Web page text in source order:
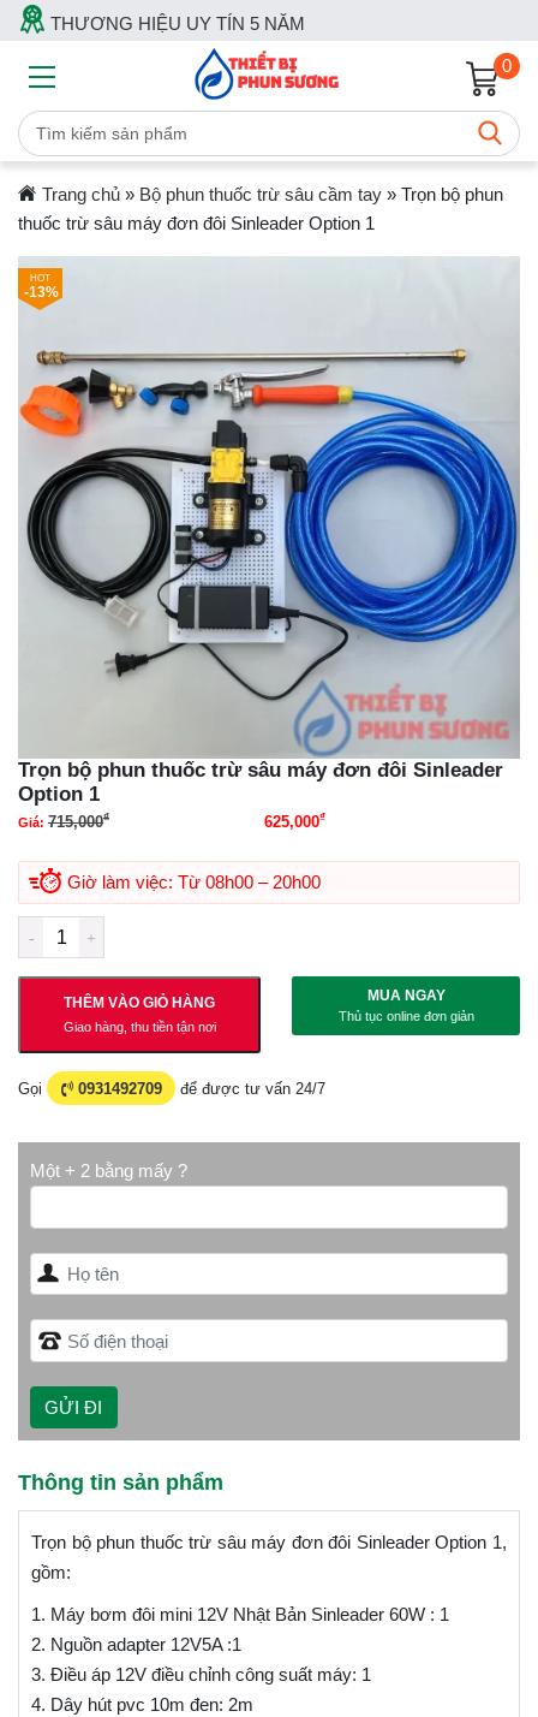
THƯƠNG HIỆU UY TÍN 5 NĂM
0
Trang chủ» Bộ phun thuốc trừ sâu cầm tay» Trọn bộ phun
thuốc trừ sâu máy đơn đôi Sinleader Option 1
-13%
Trọn bộ phun thuốc trừ sâu máy đơn đôi Sinleader
Option 1
Giá: 715,000₫ 625,000₫Giá hiện tại là: 625,000₫.
Giờ làm việc: Từ 08h00 – 20h00
THÊM VÀO GIỎ HÀNG
Giao hàng, thu tiền tận nơi
MUA NGAY
Thủ tục online đơn giản
Gọi 0931492709 để được tư vấn 24/7
Một + 2 bằng mấy ?
Thông tin sản phẩm
Trọn bộ phun thuốc trừ sâu máy đơn đôi Sinleader Option 1,
gồm:
1. Máy bơm đôi mini 12V Nhật Bản Sinleader 60W : 1
2. Nguồn adapter 12V5A :1
3. Điều áp 12V điều chỉnh công suất máy: 1
4. Dây hút pvc 10m đen: 2m